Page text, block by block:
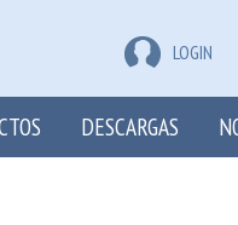
LOGIN
DESCARGAS